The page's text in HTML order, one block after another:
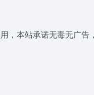
，本站承诺无毒无广告